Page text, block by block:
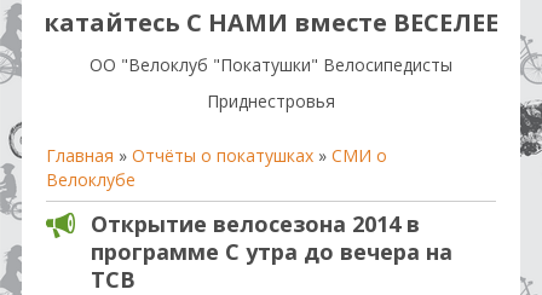
катайтесь С НАМИ вместе ВЕСЕЛЕЕ
OO "Велоклуб "Покатушки" Велосипедисты
Приднестровья
Главная » Отчёты о покатушках » СМИ о
Велоклубе
Открытие велосезона 2014 в
программе С утра до вечера на
ТСВ